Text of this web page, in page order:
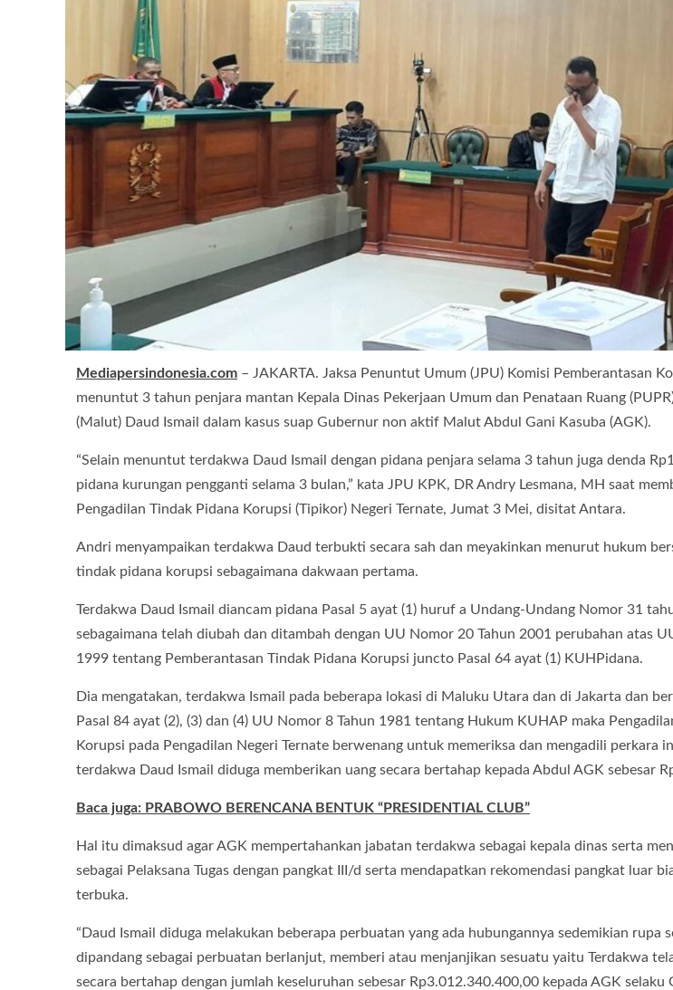
Mediapersindonesia.com – JAKARTA. Jaksa Penuntut Umum (JPU) Komisi Pemberantasan
menuntut 3 tahun penjara mantan Kepala Dinas Pekerjaan Umum dan Penataan Ruang
(Malut) Daud Ismail dalam kasus suap Gubernur non aktif Malut Abdul Gani Kasuba (AGK).
“Selain menuntut terdakwa Daud Ismail dengan pidana penjara selama 3 tahun juga denda
pidana kurungan pengganti selama 3 bulan,” kata JPU KPK, DR Andry Lesmana, MH saat
Pengadilan Tindak Pidana Korupsi (Tipikor) Negeri Ternate, Jumat 3 Mei, disitat Antara.
Andri menyampaikan terdakwa Daud terbukti secara sah dan meyakinkan menurut hukum
tindak pidana korupsi sebagaimana dakwaan pertama.
Terdakwa Daud Ismail diancam pidana Pasal 5 ayat (1) huruf a Undang-Undang Nomor 31
sebagaimana telah diubah dan ditambah dengan UU Nomor 20 Tahun 2001 perubahan atas
1999 tentang Pemberantasan Tindak Pidana Korupsi juncto Pasal 64 ayat (1) KUHPidana.
Dia mengatakan, terdakwa Ismail pada beberapa lokasi di Maluku Utara dan di Jakarta dan
Pasal 84 ayat (2), (3) dan (4) UU Nomor 8 Tahun 1981 tentang Hukum KUHAP maka
Korupsi pada Pengadilan Negeri Ternate berwenang untuk memeriksa dan mengadili perkara
terdakwa Daud Ismail diduga memberikan uang secara bertahap kepada Abdul AGK sebesar
Baca juga: PRABOWO BERENCANA BENTUK “PRESIDENTIAL CLUB”
Hal itu dimaksud agar AGK mempertahankan jabatan terdakwa sebagai kepala dinas serta
sebagai Pelaksana Tugas dengan pangkat III/d serta mendapatkan rekomendasi pangkat luar
terbuka.
“Daud Ismail diduga melakukan beberapa perbuatan yang ada hubungannya sedemikian rupa
dipandang sebagai perbuatan berlanjut, memberi atau menjanjikan sesuatu yaitu Terdakwa
secara bertahap dengan jumlah keseluruhan sebesar Rp3.012.340.400,00 kepada AGK selaku